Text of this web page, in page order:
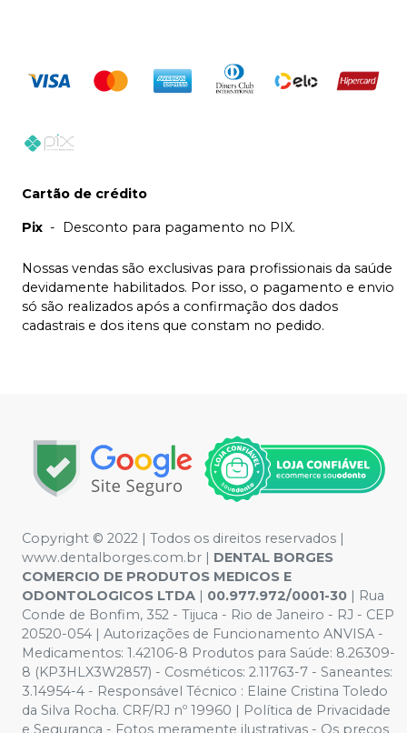
Cartão de crédito
Pix - Desconto para pagamento no PIX.
Nossas vendas são exclusivas para profissionais da saúde
devidamente habilitados. Por isso, o pagamento e envio
só são realizados após a confirmação dos dados
cadastrais e dos itens que constam no pedido.
Copyright © 2022 | Todos os direitos reservados |
www.dentalborges.com.br | DENTAL BORGES
COMERCIO DE PRODUTOS MEDICOS E
ODONTOLOGICOS LTDA | 00.977.972/0001-30 | Rua
Conde de Bonfim, 352 - Tijuca - Rio de Janeiro - RJ - CEP
20520-054 | Autorizações de Funcionamento ANVISA -
Medicamentos: 1.42106-8 Produtos para Saúde: 8.26309-
8 (KP3HLX3W2857) - Cosméticos: 2.11763-7 - Saneantes:
3.14954-4 - Responsável Técnico : Elaine Cristina Toledo
da Silva Rocha. CRF/RJ nº 19960 | Política de Privacidade
e Segurança - Fotos meramente ilustrativas - Os preços